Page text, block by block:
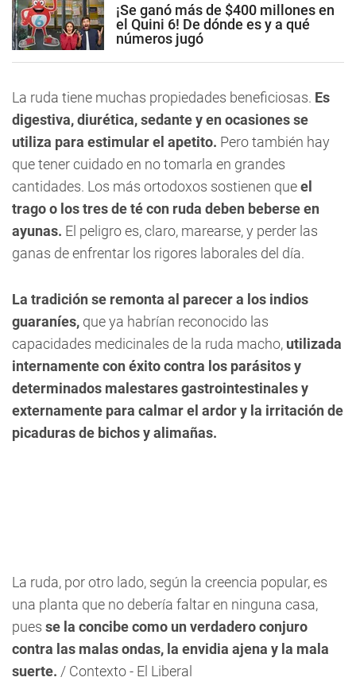
¡Se ganó más de $400 millones en
el Quini 6! De dónde es y a qué
números jugó
La ruda tiene muchas propiedades beneficiosas. Es
digestiva, diurética, sedante y en ocasiones se
utiliza para estimular el apetito. Pero también hay
que tener cuidado en no tomarla en grandes
cantidades. Los más ortodoxos sostienen queel
trago o los tres de té con ruda deben beberse en
ayunas. El peligro es, claro, marearse, y perder las
ganas de enfrentar los rigores laborales del día.
La tradición se remonta al parecer a los indios
guaraníes, que ya habrían reconocido las
capacidades medicinales de la ruda macho, utilizada
internamente con éxito contra los parásitos y
determinados malestares gastrointestinales y
externamente para calmar el ardor y la irritación de
picaduras de bichos y alimañas.
La ruda, por otro lado, según la creencia popular, es
una planta que no debería faltar en ninguna casa,
pues se la concibe como un verdadero conjuro
contra las malas ondas, la envidia ajena y la mala
suerte. / Contexto - El Liberal